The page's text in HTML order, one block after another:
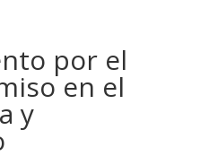
por el
en el
y